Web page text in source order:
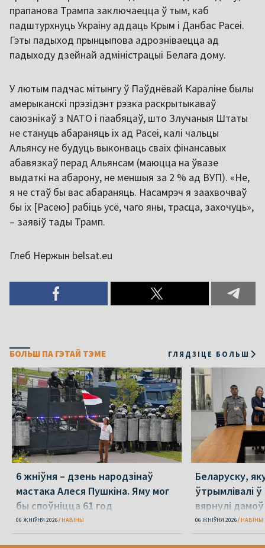
прапанова Трампа заключаецца ў тым, каб
падштурхнуць Украіну аддаць Крым і Данбас Расеі.
Гэты падыход прынцыпова адрозніваецца ад
падыходу дзейнай адміністрацыі Белага дому.
У лютым падчас мітынгу ў Паўднёвай Караліне былы
амерыканскі прэзідэнт рэзка раскрытыкаваў
саюзнікаў з NATO і паабяцаў, што Злучаныя Штаты
не стануць абараняць іх ад Расеі, калі чальцы
Альянсу не будуць выконваць сваіх фінансавых
абавязкаў перад Альянсам (маюцца на ўвазе
выдаткі на абарону, не меншыя за 2 % ад ВУП). «Не,
я не стаў бы вас абараняць. Насамрэч я заахвочваў
бы іх [Расею] рабіць усё, чаго яны, трасца, захочуць»,
– заявіў тады Трамп.
Глеб Нержын belsat.eu
БОЛЬШ ПА ГЭТАЙ ТЭМЕ ГЛЯДЗІЦЕ БОЛЬШ
6 жніўня – дзень народзінаў
мастака Алеся Пушкіна. Яму мог
бы споўніцца 61 год
06 ЖНІЎНЯ 2026 НАВІНЫ
Беларуску,
ўтрымлівалі ў
вярнулі дамоў
06 ЖНІЎНЯ 2026 НАВІНЫ